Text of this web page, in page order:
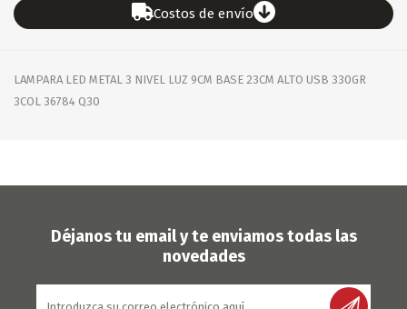
Costos de envío
LAMPARA LED METAL 3 NIVEL LUZ 9CM BASE 23CM ALTO USB 330GR
3COL 36784 Q30
Déjanos tu email y te enviamos todas las
novedades